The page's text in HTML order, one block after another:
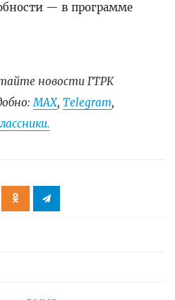
— в программе
новости ГТРК
МАХ, Telegram,